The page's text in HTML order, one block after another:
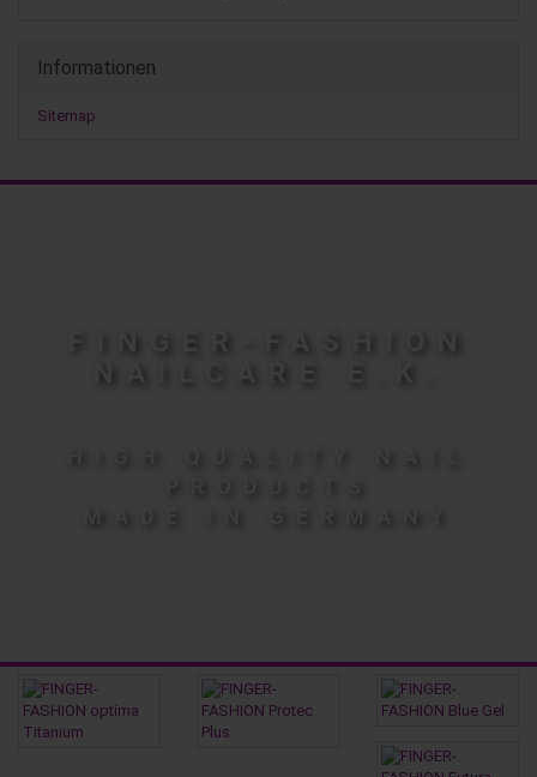
Informationen
Sitemap
FINGER-FASHION
NAILCARE E.K.